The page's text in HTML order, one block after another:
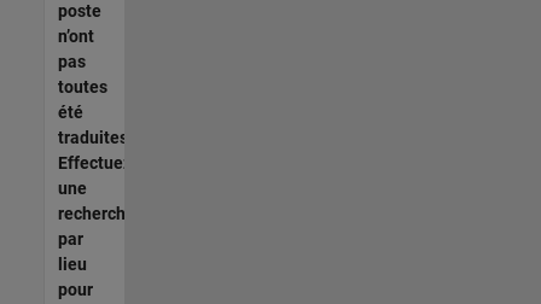
poste
n’ont
pas
toutes
été
traduites.
Effectuez
une
recherche
par
lieu
pour